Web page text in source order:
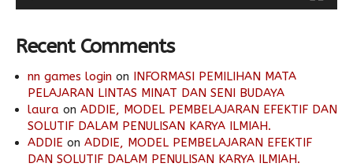
Recent Comments
nn games login on INFORMASI PEMILIHAN MATA
PELAJARAN LINTAS MINAT DAN SENI BUDAYA
laura on ADDIE, MODEL PEMBELAJARAN EFEKTIF DAN
SOLUTIF DALAM PENULISAN KARYA ILMIAH.
ADDIE on ADDIE, MODEL PEMBELAJARAN EFEKTIF
DAN SOLUTIF DALAM PENULISAN KARYA ILMIAH.